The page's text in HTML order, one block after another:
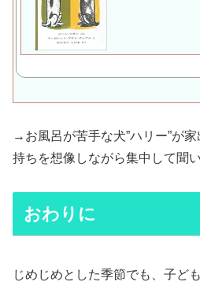
→お風呂が苦手な犬”ハリー”が
持ちを想像しながら集中して聞い
おわりに
じめじめとした季節でも、子ど